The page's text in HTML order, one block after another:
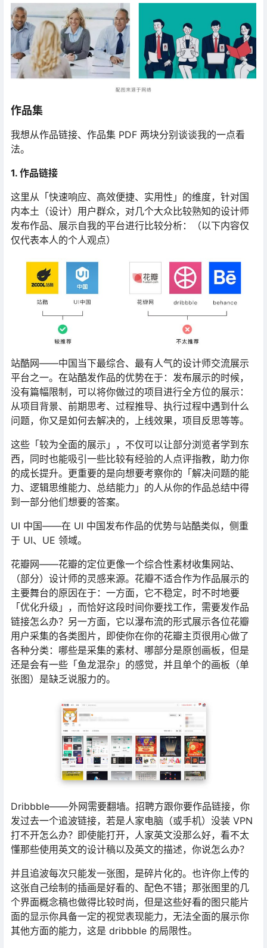
作品集
我想从作品链接、作品集 PDF 两块分别谈谈我的一点看
法。
1. 作品链接
这里从「快速响应、高效便捷、实用性」的维度，针对国
内本土（设计）用户群众，对几个大众比较熟知的设计师
发布作品、展示自我的平台进行比较分析：（以下内容仅
仅代表本人的个人观点）
站酷网——中国当下最综合、最有人气的设计师交流展示
平台之一。在站酷发作品的优势在于：发布展示的时候，
没有篇幅限制，可以将你做过的项目进行全方位的展示：
从项目背景、前期思考、过程推导、执行过程中遇到什么
问题，你又是如何去解决的，上线效果，项目反思等等。
这些「较为全面的展示」，不仅可以让部分浏览者学到东
西，同时也能吸引一些比较有经验的人点评指教，助力你
的成长提升。更重要的是向想要考察你的「解决问题的能
力、逻辑思维能力、总结能力」的人从你的作品总结中得
到一部分他们想要的答案。
UI 中国——在 UI 中国发布作品的优势与站酷类似，侧重
于 UI、UE 领域。
花瓣网——花瓣的定位更像一个综合性素材收集网站、
（部分）设计师的灵感来源。花瓣不适合作为作品展示的
主要舞台的原因在于：一方面，它不稳定，时不时地要
「优化升级」，而恰好这段时间你要找工作，需要发作品
链接怎么办？另一方面，它以瀑布流的形式展示各位花瓣
用户采集的各类图片，即使你在你的花瓣主页很用心做了
各种分类：哪些是采集的素材、哪部分是原创画板，但是
还是会有一些「鱼龙混杂」的感觉，并且单个的画板（单
张图）是缺乏说服力的。
Dribbble——外网需要翻墙。招聘方跟你要作品链接，你
发过去一个追波链接，若是人家电脑（或手机）没装 VPN
打不开怎么办？即使能打开，人家英文没那么好，看不太
懂那些使用英文的设计稿以及英文的描述，你说怎么办？
并且追波每次只能发一张图，是碎片化的。也许你上传的
这张自己绘制的插画是好看的、配色不错；那张图里的几
个界面概念稿也做得比较时尚，但是这些好看的图只能片
面的显示你具备一定的视觉表现能力，无法全面的展示你
其他方面的能力，这是 dribbble 的局限性。